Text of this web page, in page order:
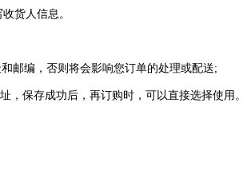
货人信息。
编，否则将会影响您订单的处理或配送;
保存成功后，再订购时，可以直接选择使用。